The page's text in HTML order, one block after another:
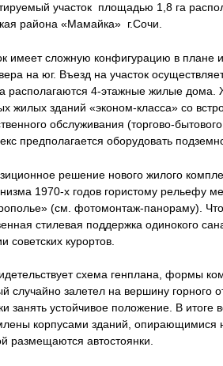
участок площадью 1,8 га
района «Мамайка» г.Сочи.
имеет сложную конфигурацию в плане
на юг. Въезд на участок
располагаются 4-этажные жилые дома.
жилых зданий «эконом-класса» со
обслуживания (торгово-
предполагается оборудовать
решение нового жилого
1970-х годов гористому рельефу
(см. фотомонтаж-панораму).
стилевая поддержка одинокого
советских курортов.
схема генплана, формы
случайно залетел на вершину горного
занять устойчивое положение. В итоге
корпусами зданий, опирающимися
размещаются автостоянки.